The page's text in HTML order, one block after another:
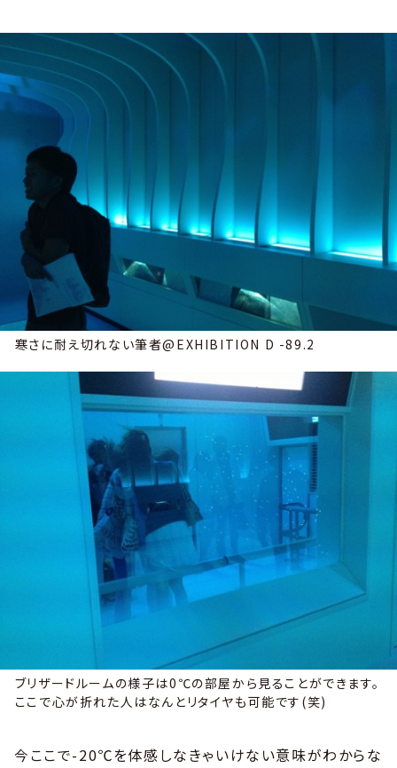
寒さに耐え切れない筆者@EXHIBITION D -89.2
ブリザードルームの様子は0℃の部屋から見ることができます。
ここで心が折れた人はなんとリタイヤも可能です(笑)
今ここで-20℃を体感しなきゃいけない意味がわからな